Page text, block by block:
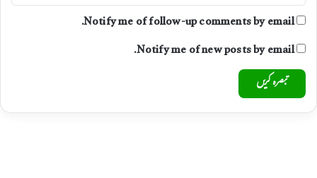
Notify me of follow-up comments by email.
Notify me of new posts by email.